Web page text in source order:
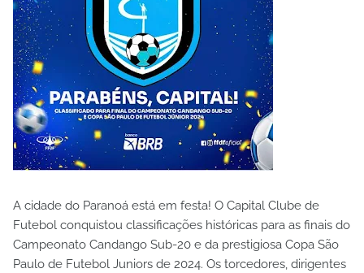
A cidade do Paranoá está em festa! O Capital Clube de
Futebol conquistou classificações históricas para as finais do
Campeonato Candango Sub-20 e da prestigiosa Copa São
Paulo de Futebol Juniors de 2024. Os torcedores, dirigentes